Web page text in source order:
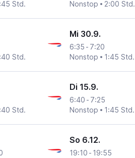
Std.
Nonstop
2:00 Std.
Std.
Mi 30.9.
6:35 - 7:20
Nonstop
1:45 Std.
Std.
Di 15.9.
6:40 - 7:25
Nonstop
1:45 Std.
So 6.12.
19:10 - 19:55